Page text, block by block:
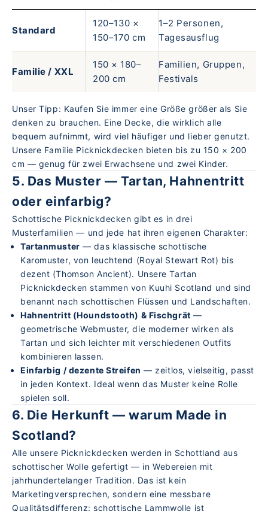
Standard
120–130 ×
150–170 cm
1–2 Personen,
Tagesausflug
Familie / XXL
150 × 180–
200 cm
Familien, Gruppen,
Festivals
Unser Tipp: Kaufen Sie immer eine Größe größer als Sie
denken zu brauchen. Eine Decke, die wirklich alle
bequem aufnimmt, wird viel häufiger und lieber genutzt.
Unsere Familie Picknickdecken bieten bis zu 150 × 200
cm — genug für zwei Erwachsene und zwei Kinder.
5. Das Muster — Tartan, Hahnentritt
oder einfarbig?
Schottische Picknickdecken gibt es in drei
Musterfamilien — und jede hat ihren eigenen Charakter:
Tartanmuster — das klassische schottische
Karomuster, von leuchtend (Royal Stewart Rot) bis
dezent (Thomson Ancient). UnsereTartan
Picknickdecken stammen von Kuuhi Scotland und sind
benannt nach schottischen Flüssen und Landschaften.
Hahnentritt (Houndstooth) & Fischgrät —
geometrische Webmuster, die moderner wirken als
Tartan und sich leichter mit verschiedenen Outfits
kombinieren lassen.
Einfarbig / dezente Streifen — zeitlos, vielseitig, passt
in jeden Kontext. Ideal wenn das Muster keine Rolle
spielen soll.
6. Die Herkunft — warum Made in
Scotland?
Alle unsere Picknickdecken werden in Schottland aus
schottischer Wolle gefertigt — in Webereien mit
jahrhundertelanger Tradition. Das ist kein
Marketingversprechen, sondern eine messbare
Qualitätsdifferenz: schottische Lammwolle ist